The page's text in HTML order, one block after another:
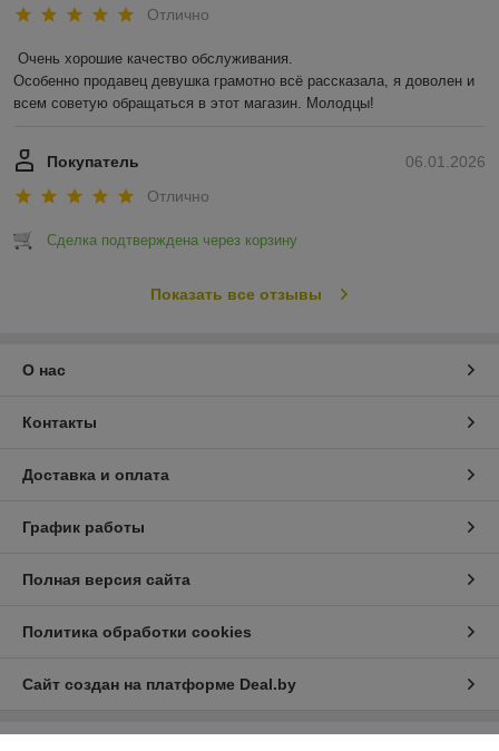
Отлично
Очень хорошие качество обслуживания.
Особенно продавец девушка грамотно всё рассказала, я доволен и
всем советую обращаться в этот магазин. Молодцы!
06.01.2026
Покупатель
Отлично
Сделка подтверждена через корзину
Показать все отзывы
О нас
Контакты
Доставка и оплата
График работы
Полная версия сайта
Политика обработки cookies
Сайт создан на платформе Deal.by